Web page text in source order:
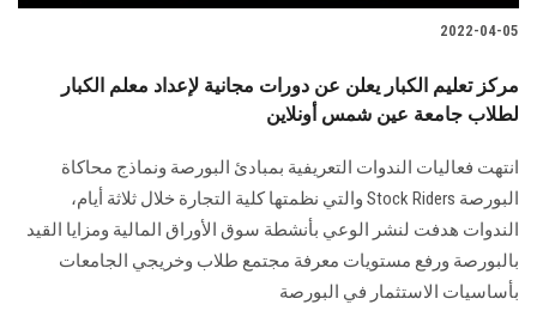
الزائـرون
سجل الان
2022-04-05
مركز تعليم الكبار يعلن عن دورات مجانية لإعداد معلم الكبار
لطلاب جامعة عين شمس أونلاين
انتهت فعاليات الندوات التعريفية بمبادئ البورصة ونماذج محاكاة
البورصة Stock Riders والتي نظمتها كلية التجارة خلال ثلاثة أيام،
الندوات هدفت لنشر الوعي بأنشطة سوق الأوراق المالية ومزايا القيد
بالبورصة ورفع مستويات معرفة مجتمع طلاب وخريجي الجامعات
بأساسيات الاستثمار في البورصة